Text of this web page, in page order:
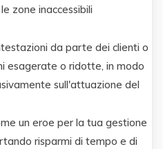
zone inaccessibili
da parte dei clienti o
esagerate o ridotte, in modo
sull'attuazione del
un eroe per la tua gestione
risparmi di tempo e di